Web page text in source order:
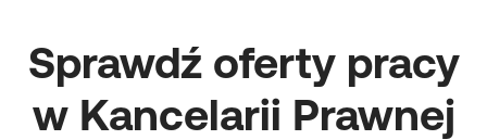
Sprawdź oferty pracy
w Kancelarii Prawnej